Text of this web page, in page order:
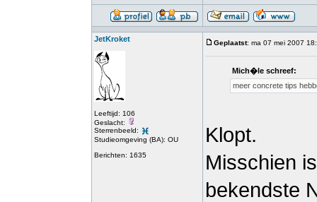
JetKroket
Leeftijd: 106
Geslacht:
Sterrenbeeld:
Studieomgeving (BA): OU
Berichten: 1635
Geplaatst: ma 07 mei 2007
Mich�le schreef:
meer concrete tips
Klopt.
Misschien
bekendste